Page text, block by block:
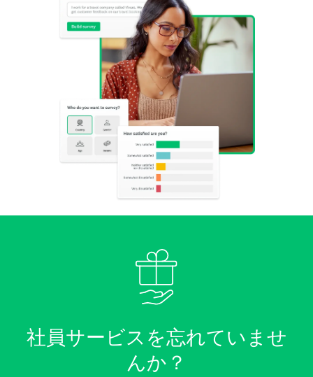
社員サービスを忘れていませ
んか？